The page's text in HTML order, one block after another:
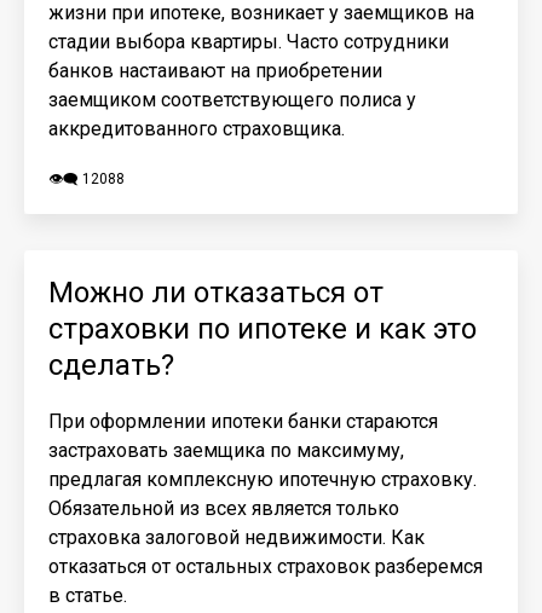
жизни при ипотеке, возникает у заемщиков на
стадии выбора квартиры. Часто сотрудники
банков настаивают на приобретении
заемщиком соответствующего полиса у
аккредитованного страховщика.
👁️‍🗨️ 12088
Можно ли отказаться от
страховки по ипотеке и как это
сделать?
При оформлении ипотеки банки стараются
застраховать заемщика по максимуму,
предлагая комплексную ипотечную страховку.
Обязательной из всех является только
страховка залоговой недвижимости. Как
отказаться от остальных страховок разберемся
в статье.